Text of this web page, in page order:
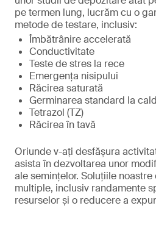
pe termen lung, lucrăm cu o
metode de testare, inclusiv:
Îmbătrânire accelerată
Conductivitate
Teste de stres la rece
Emergența nisipului
Răcirea saturată
Germinarea standard la cald
Tetrazol (TZ)
Răcirea în tavă
Oriunde v-ați desfășura
asista în dezvoltarea unor
ale semințelor. Soluțiile
multiple, inclusiv randamente
resurselor și o reducere a